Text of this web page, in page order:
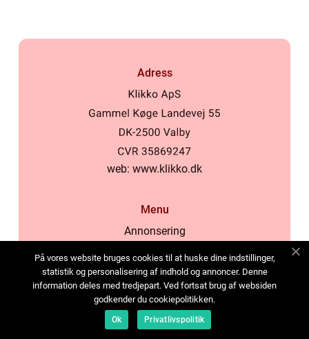
Adress
web: www.klikko.dk
Menu
Annonsering
Cookies
Kontakta oss
Sitemap
På vores website bruges cookies til at huske dine indstillinger,
statistik og personalisering af indhold og annoncer. Denne
information deles med tredjepart. Ved fortsat brug af websiden
godkender du cookiepolitikken.
Ok Privatlivspolitik